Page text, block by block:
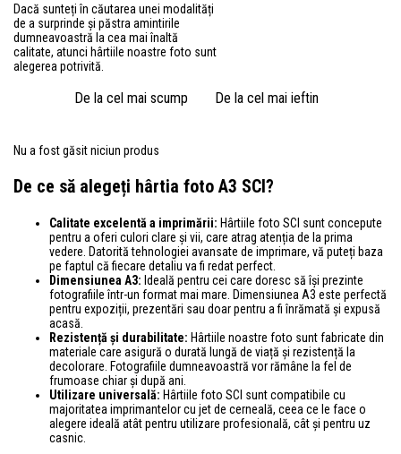
Dacă sunteți în căutarea unei modalități
de a surprinde și păstra amintirile
dumneavoastră la cea mai înaltă
calitate, atunci hârtiile noastre foto sunt
alegerea potrivită.
De la cel mai scump De la cel mai ieftin
Nu a fost găsit niciun produs
De ce să alegeți hârtia foto A3 SCI?
Calitate excelentă a imprimării: Hârtiile foto SCI sunt concepute
pentru a oferi culori clare și vii, care atrag atenția de la prima
vedere. Datorită tehnologiei avansate de imprimare, vă puteți baza
pe faptul că fiecare detaliu va fi redat perfect.
Dimensiunea A3: Ideală pentru cei care doresc să își prezinte
fotografiile într-un format mai mare. Dimensiunea A3 este perfectă
pentru expoziții, prezentări sau doar pentru a fi înrămată și expusă
acasă.
Rezistență și durabilitate: Hârtiile noastre foto sunt fabricate din
materiale care asigură o durată lungă de viață și rezistență la
decolorare. Fotografiile dumneavoastră vor rămâne la fel de
frumoase chiar și după ani.
Utilizare universală: Hârtiile foto SCI sunt compatibile cu
majoritatea imprimantelor cu jet de cerneală, ceea ce le face o
alegere ideală atât pentru utilizare profesională, cât și pentru uz
casnic.